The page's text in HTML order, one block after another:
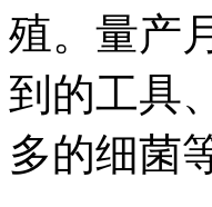
殖。量产
到的工具
多的细菌